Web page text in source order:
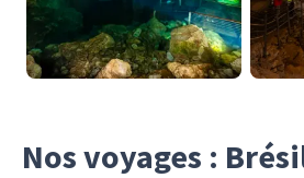
Nos voyages :